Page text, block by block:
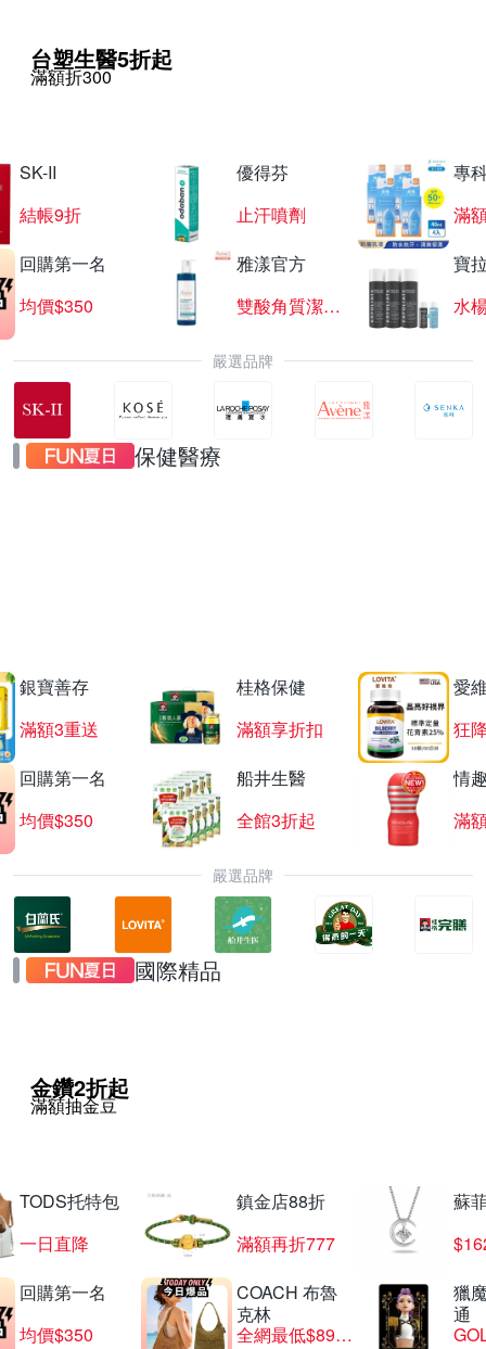
台塑生醫5折起
滿額折300
SK-II
結帳9折
優得芬
止汗噴劑
專
滿
回購第一名
均價$350
雅漾官方
雙酸角質潔膚露
寶
水
嚴選品牌
保健醫療
銀寶善存
滿額3重送
桂格保健
滿額享折扣
愛
狂
回購第一名
均價$350
船井生醫
全館3折起
情
滿
嚴選品牌
國際精品
金鑽2折起
滿額抽金豆
TODS托特包
一日直降
鎮金店88折
滿額再折777
蘇
回購第一名
均價$350
COACH 布魯
克林
全網最低$8999
獵
通